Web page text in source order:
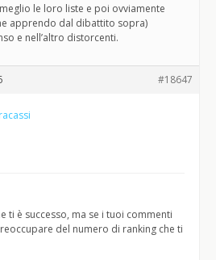
le loro liste e poi ovviamente
apprendo dal dibattito sopra)
e nell’altro distorcenti.
#18647
ti è successo, ma se i tuoi commenti
del numero di ranking che ti